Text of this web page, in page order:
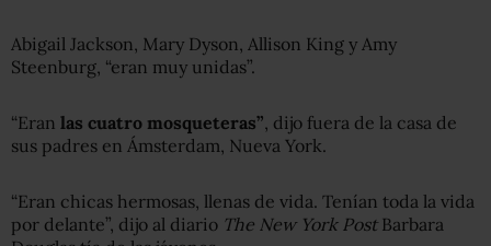
Abigail Jackson, Mary Dyson, Allison King y Amy
Steenburg, “eran muy unidas”.
“Eran las cuatro mosqueteras” , dijo fuera de la casa de
sus padres en Ámsterdam, Nueva York.
“Eran chicas hermosas, llenas de vida. Tenían toda la vida
por delante”, dijo al diario The New York PostBarbara